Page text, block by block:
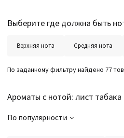
Выберите где должна быть
Верхняя нота Средняя нота
Ароматы с нотой: лист табака
По заданному фильтру найдено 77
По популярности